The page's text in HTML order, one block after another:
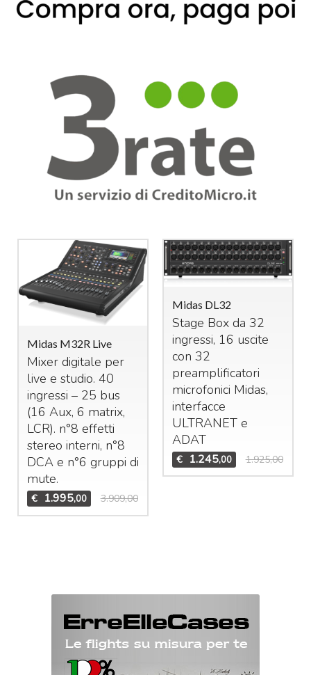
Midas M32R Live
Mixer digitale per
live e studio. 40
ingressi – 25 bus
(16 Aux, 6 matrix,
LCR). n°8 effetti
stereo interni, n°8
DCAe n°6 gruppi di
mute.
€ 1.995,00 3.909,00
Midas DL32
Stage Box da 32
ingressi, 16 uscite
con 32
preamplificatori
microfonici Midas,
interfacce
ULTRANETe
ADAT
€ 1.245,00 1.925,00